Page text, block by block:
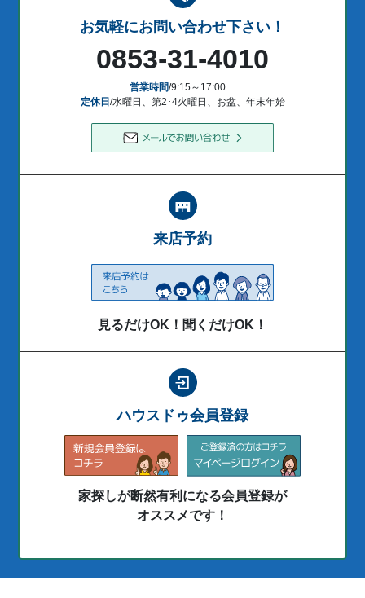
お気軽にお問い合わせ下さい！
0853-31-4010
営業時間/9:15～17:00
定休日 /水曜日、第2･4火曜日、お盆、年末年始
来店予約
見るだけOK！聞くだけOK！
ハウスドゥ会員登録
家探しが断然有利になる会員登録が
オススメです！